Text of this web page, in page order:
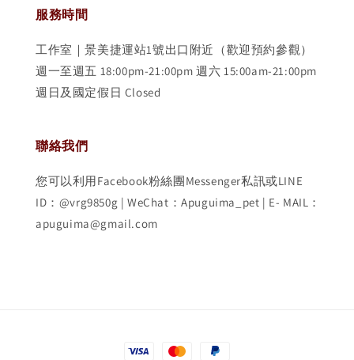
服務時間
工作室｜景美捷運站1號出口附近（歡迎預約參觀）
週一至週五 18:00pm-21:00pm 週六 15:00am-21:00pm
週日及國定假日 Closed
聯絡我們
您可以利用Facebook粉絲團Messenger私訊或LINE
ID：@vrg9850g | WeChat：Apuguima_pet | E- MAIL：
apuguima@gmail.com